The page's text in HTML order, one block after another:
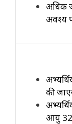
अधिक
अवश्य
की
आयु 32